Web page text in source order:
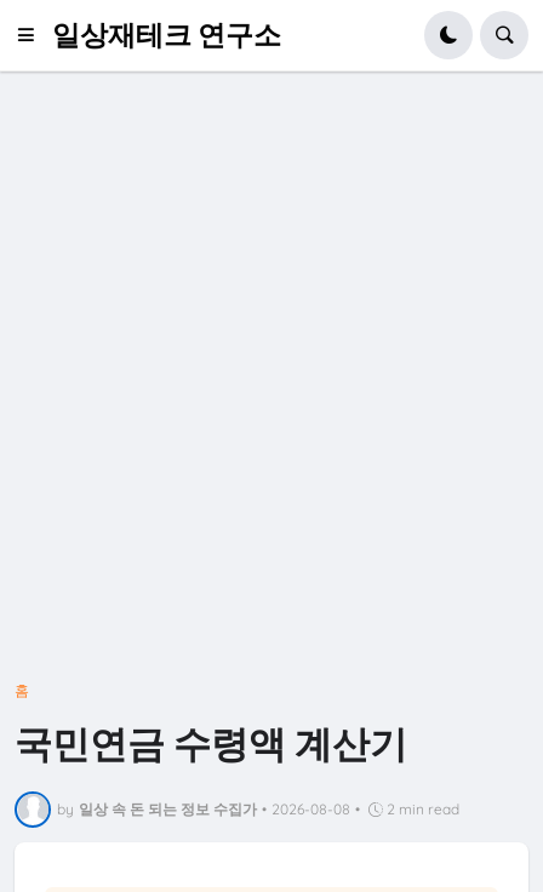
일상재테크 연구소
홈
국민연금 수령액 계산기
by 일상 속 돈 되는 정보 수집가 • 2026-08-08 • 2 min read